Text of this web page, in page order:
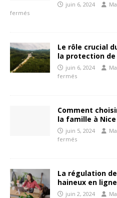
juin 6, 2024
fermés
Le rôle crucial
la protection de
juin 6, 2024
fermés
Comment
la famille à Nice
juin 5, 2024
fermés
La régulation
haineux en
juin 2, 2024